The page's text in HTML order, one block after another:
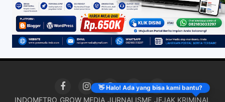
👋 Halo! Ada yang bisa kami bantu?
INDOMETRO GROW MEDIA JURNALISME JEJAK KRIMINAL